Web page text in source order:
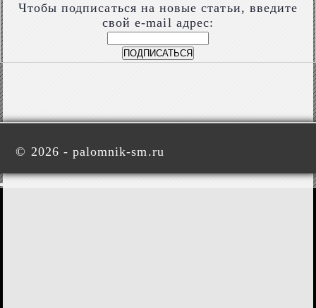
Чтобы подписаться на новые статьи, введите
свой e-mail адрес:
© 2026 - palomnik-sm.ru